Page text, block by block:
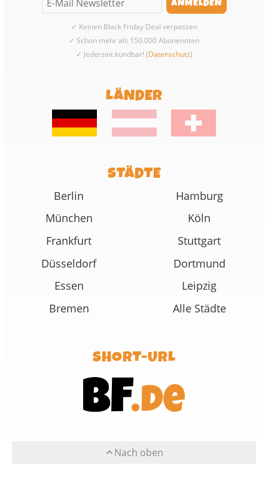
✓ Keinen Black Friday Deal verpassen
✓ Schon mehr als 150.000 Abonennten
✓ Jederzeit kündbar! (Datenschutz)
LÄNDER
STÄDTE
Berlin
Hamburg
München
Köln
Frankfurt
Stuttgart
Düsseldorf
Dortmund
Essen
Leipzig
Bremen
Alle Städte
SHORT-URL
Nach oben